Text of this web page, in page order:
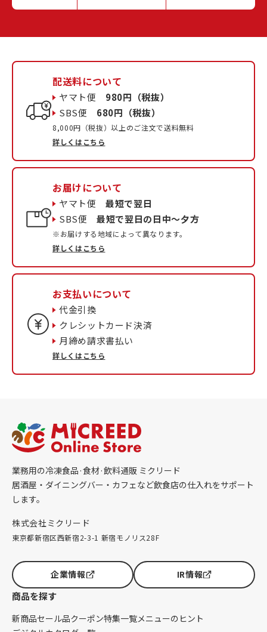
配送料について
ヤマト便 980円（税抜）
SBS便 680円（税抜）
8,000円（税抜）以上のご注文で送料無料
詳しくはこちら
お届けについて
ヤマト便最短で翌日
SBS便最短で翌日の日中〜夕方
※お届けする地域によって異なります。
詳しくはこちら
お支払いについて
代金引換
クレシットカード決済
月締め請求書払い
詳しくはこちら
業務用の冷凍食品·食材·飲料通販 ミクリード
居酒屋・ダイニングバー・カフェなど飲食店の仕入れをサポート
します。
株式会社ミクリード
東京都新宿区西新宿2-3-1 新宿モノリス28F
企業情報 IR情報
商品を探す
新商品セール品クーポン特集一覧メニューのヒント